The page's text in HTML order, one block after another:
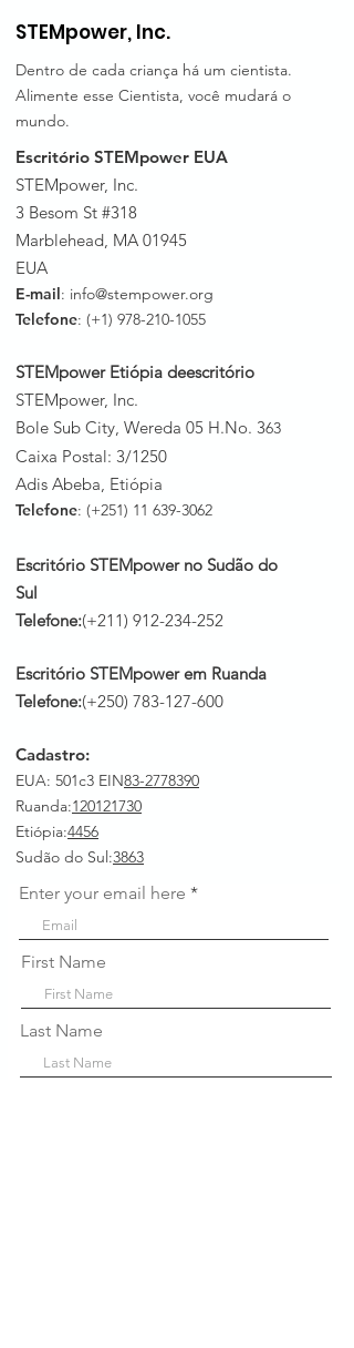
STEMpower, Inc.
Dentro de cada criança há um cientista.
Alimente esse Cientista, você mudará o
mundo.
Escritório STEMpower EUA
STEMpower, Inc.
3 Besom St #318
Marblehead, MA 01945
EUA
E-mail: info@stempower.org
Telefone: (+1) 978-210-1055
STEMpower Etiópia deescritório
STEMpower, Inc.
Bole Sub City, Wereda 05 H.No. 363
Caixa Postal: 3/1250
Adis Abeba, Etiópia
Telefone: (+251) 11 639-3062
Escritório STEMpower no Sudão do
Sul
Telefone:(+211) 912-234-252
Escritório STEMpower em Ruanda
Telefone:(+250) 783-127-600
Cadastro:
EUA: 501c3 EIN83-2778390
Ruanda:120121730
Etiópia:4456
Sudão do Sul:3863
Enter your email here
First Name
Last Name